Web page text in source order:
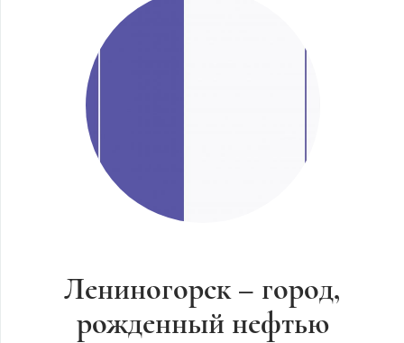
Лениногорск – город,
рожденный нефтью